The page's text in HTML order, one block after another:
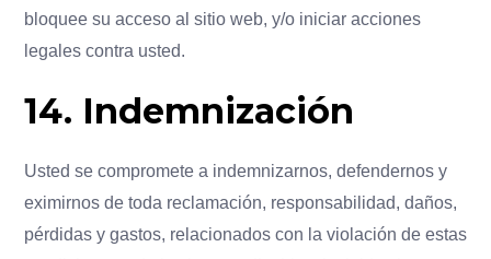
bloquee su acceso al sitio web, y/o iniciar acciones
legales contra usted.
14. Indemnización
Usted se compromete a indemnizarnos, defendernos y
eximirnos de toda reclamación, responsabilidad, daños,
pérdidas y gastos, relacionados con la violación de estas